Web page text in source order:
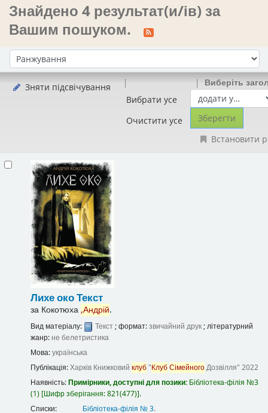
Знайдено 4 результат(и/ів) за
Вашим пошуком.
Сортувати за:
Зняти підсвічування
Вибрати усе
Очистити усе
Виберіть
Встановити
Лихе окоТекст
за Кокотюха,Андрій.
Вид матеріалу: Текст; формат:звичайний друк; літературний
жанр: не белетристика
Мова:українська
Публікація:Харків Книжковий клуб"КлубСімейногоДозвілля" 2022
Наявність:Примірники, доступні для позики: Бібліотека-філія №3
(1) Шифр зберігання:821(477) .
Списки:
Бібліотека-філія № 3.